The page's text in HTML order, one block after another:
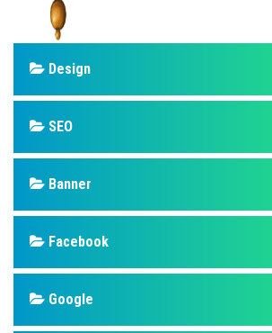
Design
SEO
Banner
Facebook
Google